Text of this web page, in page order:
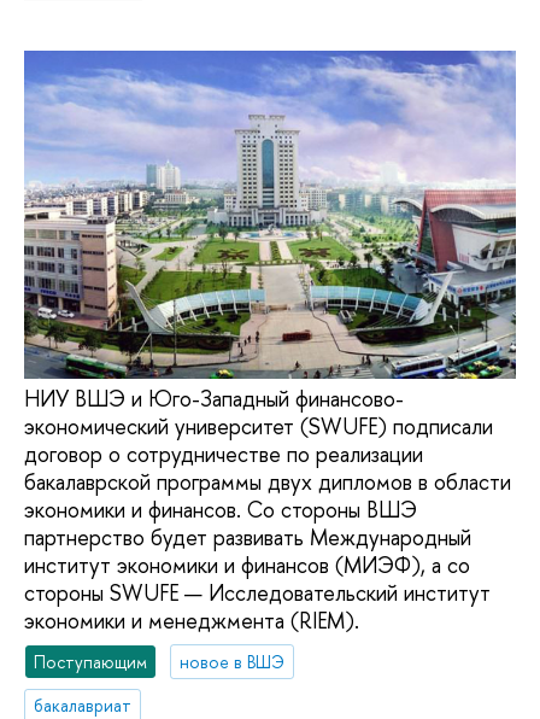
НИУ ВШЭ и Юго-Западный финансово-
экономический университет (SWUFE) подписали
договор о сотрудничестве по реализации
бакалаврской программы двух дипломов в области
экономики и финансов. Со стороны ВШЭ
партнерство будет развивать Международный
институт экономики и финансов (МИЭФ), а со
стороны SWUFE — Исследовательский институт
экономики и менеджмента (RIEM).
Поступающим
новое в ВШЭ
бакалавриат